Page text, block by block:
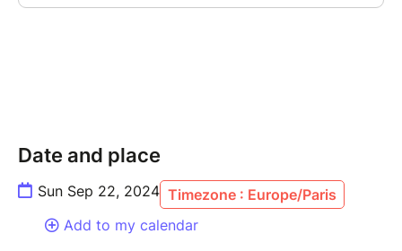
Date and place
Sun Sep 22, 2024 Timezone : Europe/Paris
Add to my calendar